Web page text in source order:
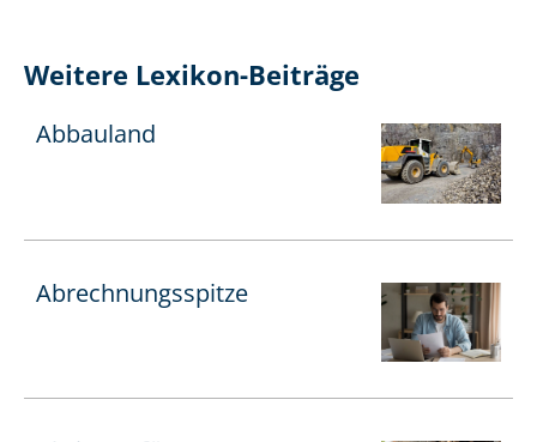
Weitere Lexikon-Beiträge
Abbauland
Ab­rech­nungs­spit­ze